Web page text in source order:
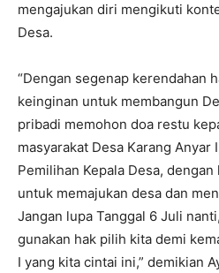
mengajukan diri mengikuti
Desa.
“Dengan segenap kerendahan
keinginan untuk membangun
pribadi memohon doa restu
masyarakat Desa Karang
Pemilihan Kepala Desa,
untuk memajukan desa dan
Jangan lupa Tanggal 6 Juli
gunakan hak pilih kita demi
I yang kita cintai ini,” demikian